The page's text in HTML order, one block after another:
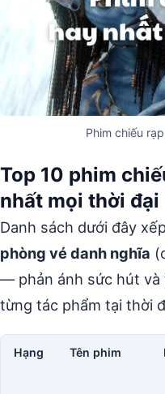
Phim chiếu
Top 10 phim
nhất mọi thời đại
Danh sách dưới đây
phòng vé danh nghĩa
— phản ánh sức hút và
từng tác phẩm tại thời
Hạng Tên phim